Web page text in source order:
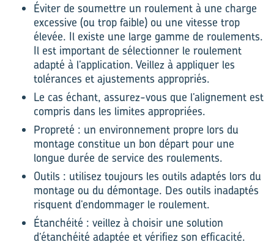
Éviter de soumettre un roulement à une charge
excessive (ou trop faible) ou une vitesse trop
élevée. Il existe une large gamme de roulements.
Il est important de sélectionner le roulement
adapté à l’application. Veillez à appliquer les
tolérances et ajustements appropriés.
Le cas échant, assurez-vous que l’alignement est
compris dans les limites appropriées.
Propreté : un environnement propre lors du
montage constitue un bon départ pour une
longue durée de service des roulements.
Outils : utilisez toujours les outils adaptés lors du
montage ou du démontage. Des outils inadaptés
risquent d’endommager le roulement.
Étanchéité : veillez à choisir une solution
d’étanchéité adaptée et vérifiez son efficacité.